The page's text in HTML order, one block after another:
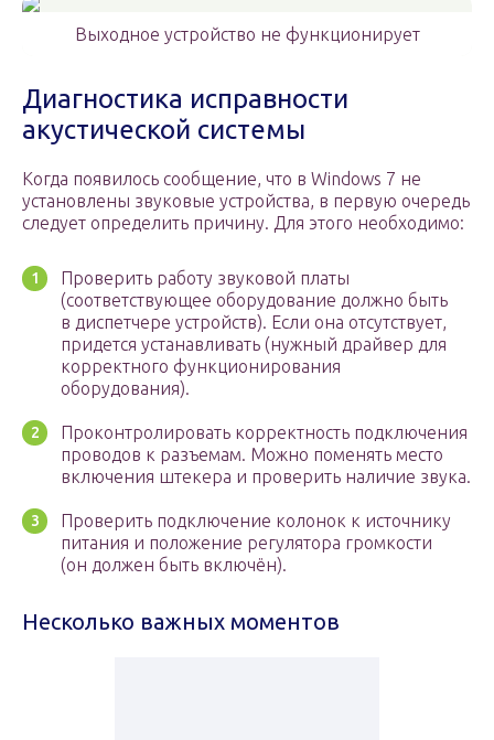
Выходное устройство не функционирует
Диагностика исправности
акустической системы
Когда появилось сообщение, что в Windows 7 не
установлены звуковые устройства, в первую очередь
следует определить причину. Для этого необходимо:
Проверить работу звуковой платы
(соответствующее оборудование должно быть
в диспетчере устройств). Если она отсутствует,
придется устанавливать (нужный драйвер для
корректного функционирования
оборудования).
Проконтролировать корректность подключения
проводов к разъемам. Можно поменять место
включения штекера и проверить наличие звука.
Проверить подключение колонок к источнику
питания и положение регулятора громкости
(он должен быть включён).
Несколько важных моментов